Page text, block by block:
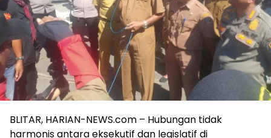
BLITAR, HARIAN-NEWS.com – Hubungan tidak
harmonis antara eksekutif dan legislatif di